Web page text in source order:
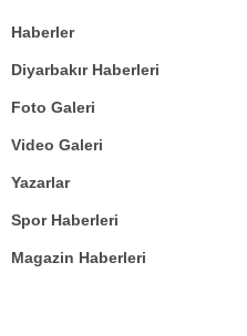
Haberler
Diyarbakır Haberleri
Foto Galeri
Video Galeri
Yazarlar
Spor Haberleri
Magazin Haberleri